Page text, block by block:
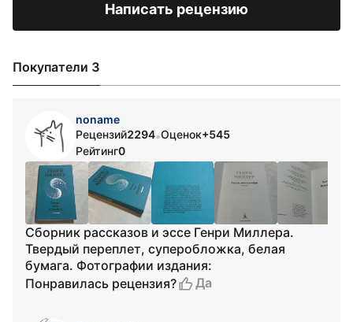
Написать рецензию
Покупатели 3
noname
Рецензий2294•Оценок+545
Рейтинг0
Сборник рассказов и эссе Генри Миллера.
Твердый переплет, суперобложка, белая
бумага. Фотографии издания:
Понравилась рецензия?
Да